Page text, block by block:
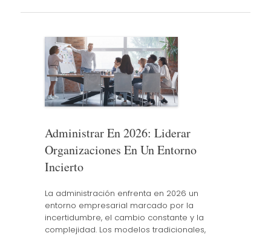
Administrar En 2026: Liderar
Organizaciones En Un Entorno
Incierto
La administración enfrenta en 2026 un
entorno empresarial marcado por la
incertidumbre, el cambio constante y la
complejidad. Los modelos tradicionales,